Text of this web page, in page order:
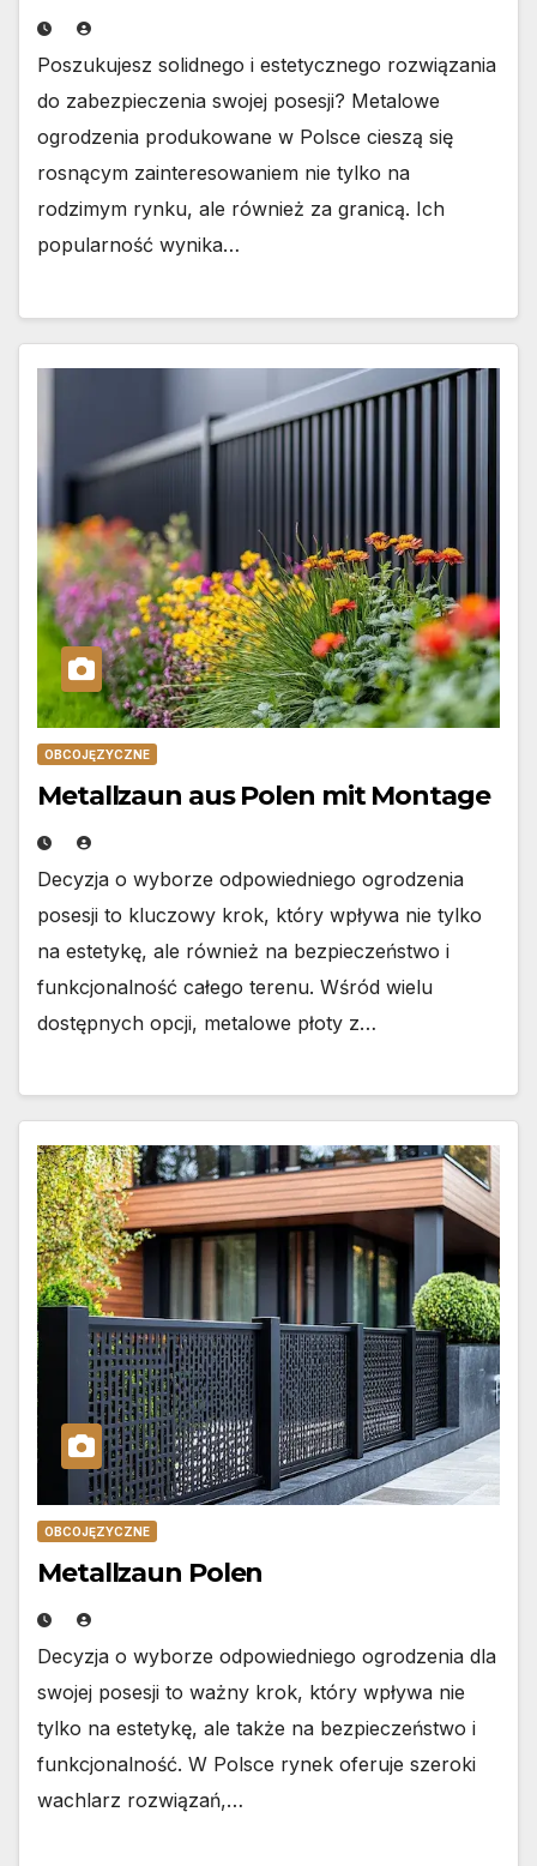
Poszukujesz solidnego i estetycznego rozwiązania
do zabezpieczenia swojej posesji? Metalowe
ogrodzenia produkowane w Polsce cieszą się
rosnącym zainteresowaniem nie tylko na
rodzimym rynku, ale również za granicą. Ich
popularność wynika…
OBCOJĘZYCZNE
Metallzaun aus Polen mit Montage
Decyzja o wyborze odpowiedniego ogrodzenia
posesji to kluczowy krok, który wpływa nie tylko
na estetykę, ale również na bezpieczeństwo i
funkcjonalność całego terenu. Wśród wielu
dostępnych opcji, metalowe płoty z…
OBCOJĘZYCZNE
Metallzaun Polen
Decyzja o wyborze odpowiedniego ogrodzenia dla
swojej posesji to ważny krok, który wpływa nie
tylko na estetykę, ale także na bezpieczeństwo i
funkcjonalność. W Polsce rynek oferuje szeroki
wachlarz rozwiązań,…